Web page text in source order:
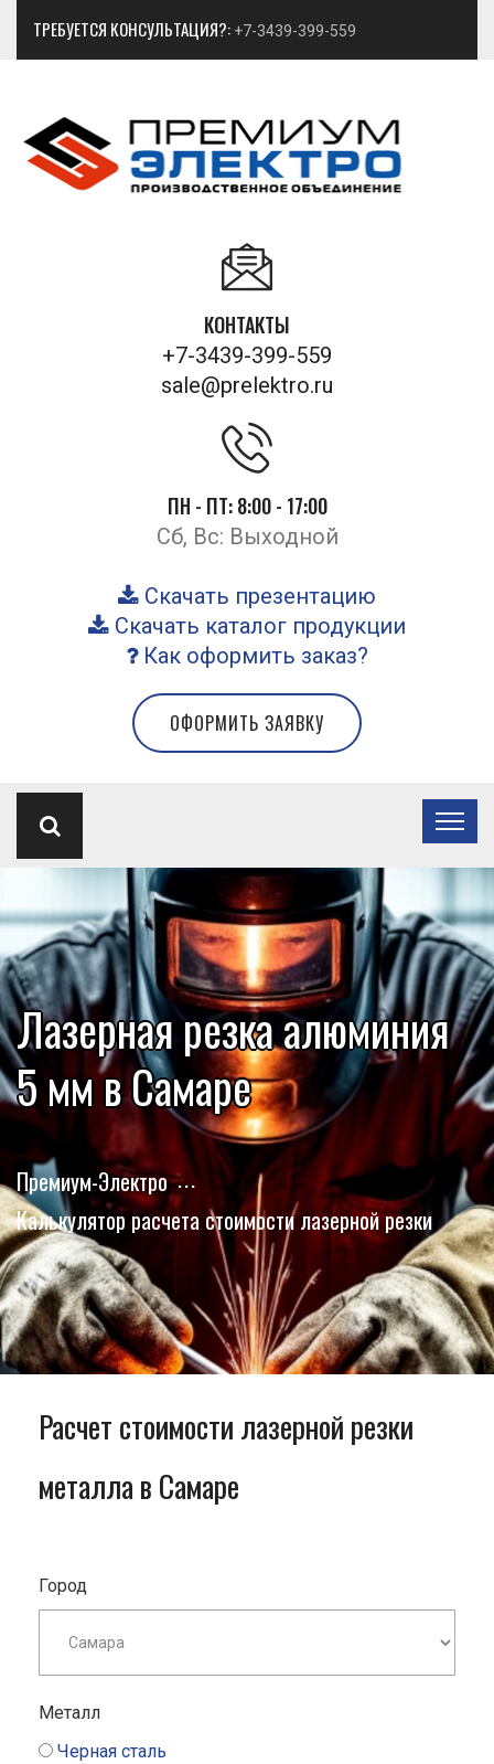
ТРЕБУЕТСЯ КОНСУЛЬТАЦИЯ?: +7-3439-399-559
КОНТАКТЫ
+7-3439-399-559
sale@prelektro.ru
ПН - ПТ: 8:00 - 17:00
Сб, Вс: Выходной
Скачать презентацию
Скачать каталог продукции
Как оформить заказ?
ОФОРМИТЬ ЗАЯВКУ
Лазерная резка алюминия
5 мм в Самаре
Премиум-Электро
Калькулятор расчета стоимости лазерной резки
Расчет стоимости лазерной резки
металла в Самаре
Город
Металл
Черная сталь